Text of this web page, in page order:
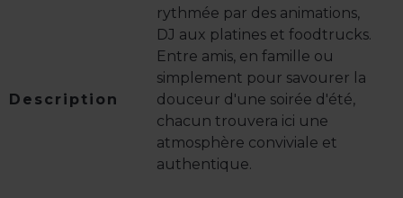
Description
rythmée par des animations,
DJ aux platines et foodtrucks.
Entre amis, en famille ou
simplement pour savourer la
douceur d'une soirée d'été,
chacun trouvera ici une
atmosphère conviviale et
authentique.